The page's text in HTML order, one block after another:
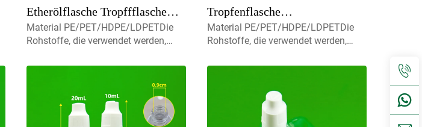
Etherölflasche Tropffflasche
Plastikflasche mit Flip-Top-
Material PE/PET/HDPE/LDPETDie
Rohstoffe, die verwendet werden,
umweltfreundliche und perfekt für
erhältlich.Volumen5ml 10ml 15ml
Kontaktieren Sie uns für
benutzerdefinierte Kapmist-Sprayer,
Tropfenflasche
Flüssigkeitsfundament
Öldraupen
Material PE/PET/HDPE/LDPETDie
Rohstoffe, die verwendet werden,
umweltfreundliche und perfekt für
erhältlich.Volumen5ml 10ml 15ml
Kontaktieren Sie uns für
benutzerdefinierte Kapmist-Sprayer,